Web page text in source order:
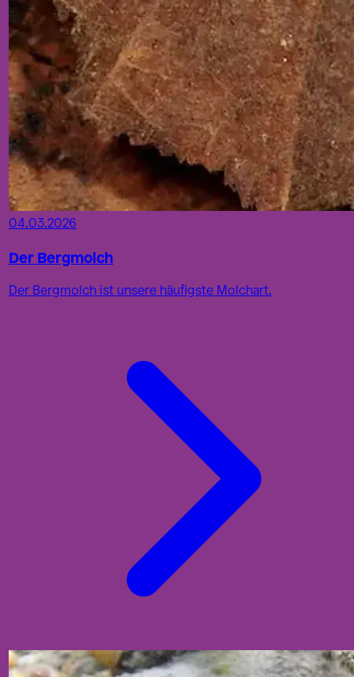
04.03.2026
Der Bergmolch
Der Bergmolch ist unsere häufigste Molchart.